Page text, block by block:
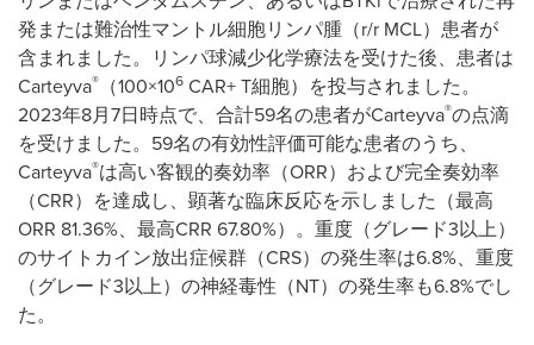
発または難治性マントル細胞リンパ腫（r/r MCL）患者が
含まれました。リンパ球減少化学療法を受けた後、患者は
Carteyva® （100×106 CAR+ T細胞）を投与されました。
2023年8月7日時点で、合計59名の患者がCarteyva®の点滴
を受けました。59名の有効性評価可能な患者のうち、
Carteyva®は高い客観的奏効率（ORR）および完全奏効率
（CRR）を達成し、顕著な臨床反応を示しました（最高
ORR 81.36%、最高CRR 67.80%）。重度（グレード3以上）
のサイトカイン放出症候群（CRS）の発生率は6.8%、重度
（グレード3以上）の神経毒性（NT）の発生率も6.8%でし
た。